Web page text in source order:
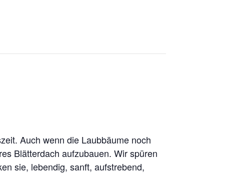
Auch wenn die Laubbäume noch
Blätterdach aufzubauen. Wir spüren
sie, lebendig, sanft, aufstrebend,